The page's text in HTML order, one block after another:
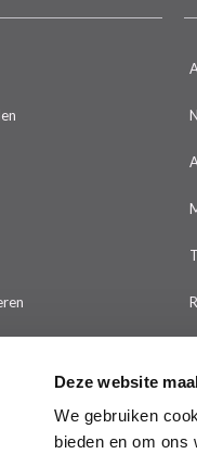
Deze website
We gebruiken
bieden en om ons